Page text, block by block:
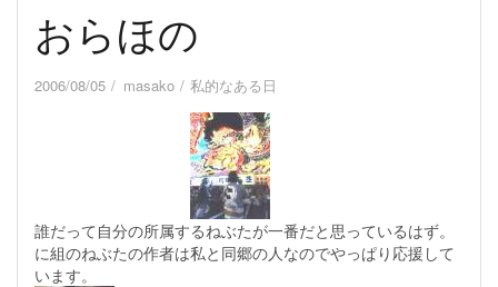
おらほの
2006/08/05 masako 私的なある日
誰だって自分の所属するねぶたが一番だと思っているはず。
に組のねぶたの作者は私と同郷の人なのでやっぱり応援して
います。